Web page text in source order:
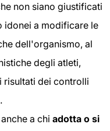
non siano giustificati
idonei a modificare le
dell'organismo, al
degli atleti,
risultati dei controlli
a chi adotta o si